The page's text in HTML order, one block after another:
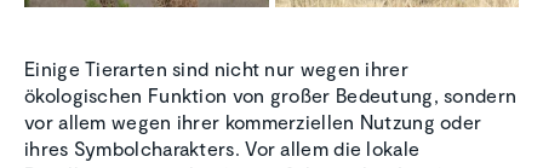
Einige Tierarten sind nicht nur wegen ihrer
ökologischen Funktion von großer Bedeutung, sondern
vor allem wegen ihrer kommerziellen Nutzung oder
ihres Symbolcharakters. Vor allem die lokale